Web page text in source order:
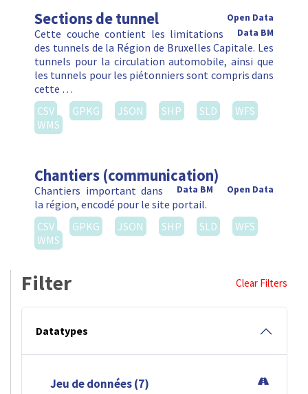
Sections de tunnel
Open Data
Data BM
Cette couche contient les limitations
des tunnels de la Région de Bruxelles Capitale. Les
tunnels pour la circulation automobile, ainsi que
les tunnels pour les piétonniers sont compris dans
cette …
CSV
GPKG JSON SHP SLD
WFS
WMS
Chantiers (communication)
Open Data
Data BM
Chantiers important dans
la région, encodé pour le site portail.
CSV
GPKG JSON SHP SLD
WFS
WMS
Filter Clear Filters
Datatypes
Jeu de données (7)